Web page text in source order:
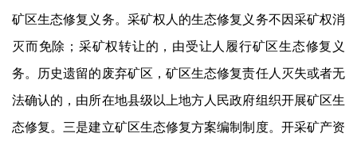
矿区生态修复义务。采矿权人的生态修复义务不因采矿权消
灭而免除；采矿权转让的，由受让人履行矿区生态修复义
务。历史遗留的废弃矿区，矿区生态修复责任人灭失或者无
法确认的，由所在地县级以上地方人民政府组织开展矿区生
态修复。三是建立矿区生态修复方案编制制度。开采矿产资